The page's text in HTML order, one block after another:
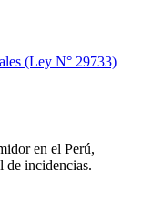
(Ley N° 29733)
en el Perú,
de incidencias.